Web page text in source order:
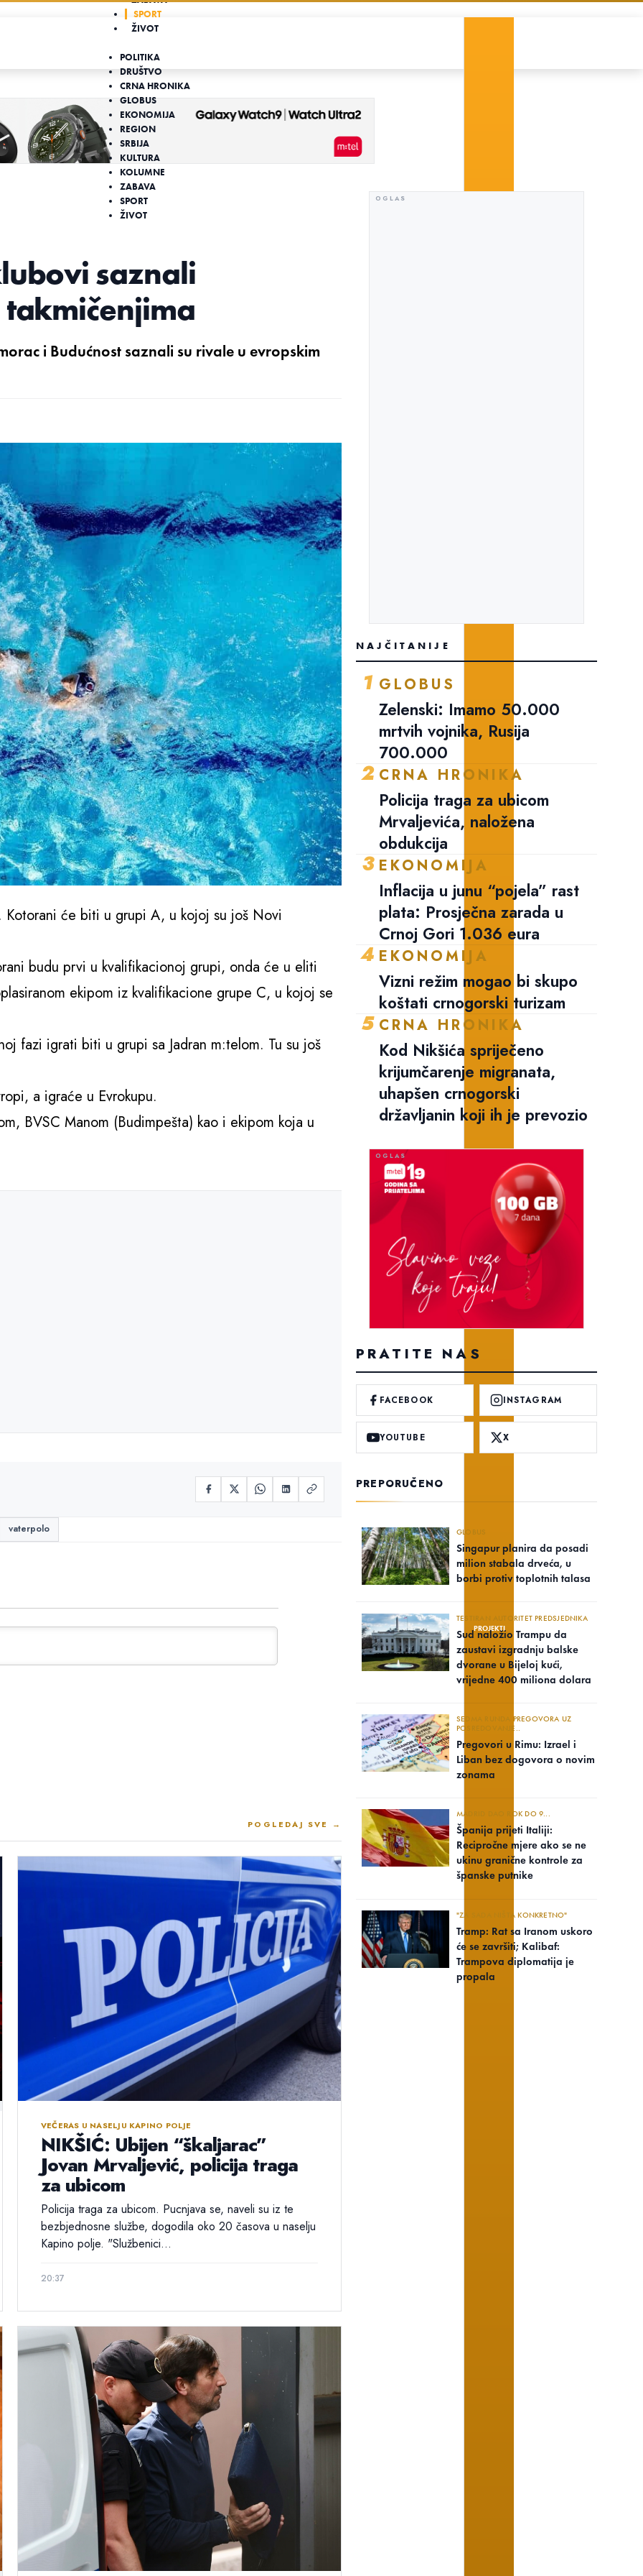
SPORT
ŽIVOT
POLITIKA
DRUŠTVO
CRNA HRONIKA
GLOBUS
EKONOMIJA
REGION
SRBIJA
KULTURA
KOLUMNE
ZABAVA
SPORT
ŽIVOT
PROJEKTI
saznali
takmičenjima
i Budućnost saznali su rivale u evropskim
Kotorani će biti u grupi A, u kojoj su još Novi
budu prvi u kvalifikacionoj grupi, onda će u eliti
ekipom iz kvalifikacione grupe C, u kojoj se
fazi igrati biti u grupi sa Jadran m:telom. Tu su još
a igraće u Evrokupu.
BVSC Manom (Budimpešta) kao i ekipom koja u
vaterpolo
POGLEDAJ SVE →
VEČERAS U NASELJU KAPINO POLJE
NIKŠIĆ: Ubijen “škaljarac”
Jovan Mrvaljević, policija traga
za ubicom
Policija traga za ubicom. Pucnjava se, naveli su iz te
bezbjednosne službe, dogodila oko 20 časova u naselju
Kapino polje. "Službenici...
20:37
NAJČITANIJE
1 GLOBUS
Zelenski: Imamo 50.000
mrtvih vojnika, Rusija
700.000
2 CRNA HRONIKA
Policija traga za ubicom
Mrvaljevića, naložena
obdukcija
3 EKONOMIJA
Inflacija u junu “pojela” rast
plata: Prosječna zarada u
Crnoj Gori 1.036 eura
4 EKONOMIJA
Vizni režim mogao bi skupo
koštati crnogorski turizam
5 CRNA HRONIKA
Kod Nikšića spriječeno
krijumčarenje migranata,
uhapšen crnogorski
državljanin koji ih je prevozio
PRATITE NAS
FACEBOOK INSTAGRAM
YOUTUBE X
PREPORUČENO
GLOBUS
Singapur planira da posadi
milion stabala drveća, u
borbi protiv toplotnih talasa
TESTIRAN AUTORITET PREDSJEDNIKA
Sud naložio Trampu da
zaustavi izgradnju balske
dvorane u Bijeloj kući,
vrijedne 400 miliona dolara
SEDMA RUNDA PREGOVORA UZ
POSREDOVANJE..
Pregovori u Rimu: Izrael i
Liban bez dogovora o novim
zonama
MADRID DAO ROK DO 9...
Španija prijeti Italiji:
Recipročne mjere ako se ne
ukinu granične kontrole za
španske putnike
"ZA SADA NIŠTA KONKRETNO"
Tramp: Rat sa Iranom uskoro
će se završiti; Kalibaf:
Trampova diplomatija je
propala